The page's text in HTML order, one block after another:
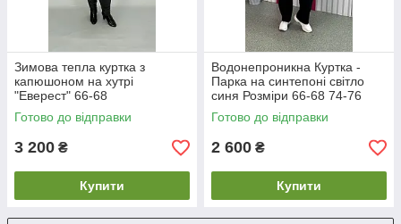
Зимова тепла куртка з
капюшоном на хутрі
"Еверест" 66-68
Готово до відправки
3 200 ₴
Купити
Водонепроникна Куртка -
Парка на синтепоні світло
синя Розміри 66-68 74-76
Готово до відправки
2 600 ₴
Купити